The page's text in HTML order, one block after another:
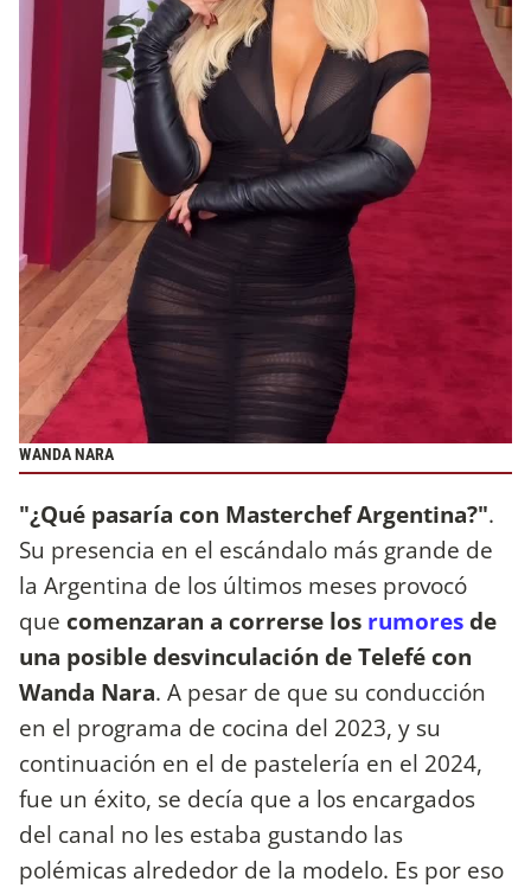
WANDA NARA
"¿Qué pasaría con Masterchef Argentina?".
Su presencia en el escándalo más grande de
la Argentina de los últimos meses provocó
que comenzaran a correrse los rumoresde
una posible desvinculación de Telefé con
Wanda Nara. A pesar de que su conducción
en el programa de cocina del 2023, y su
continuación en el de pastelería en el 2024,
fue un éxito, se decía que a los encargados
del canal no les estaba gustando las
polémicas alrededor de la modelo. Es por eso